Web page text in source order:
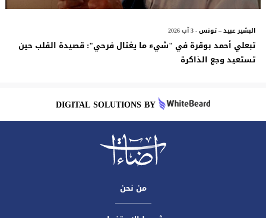
البشير عبيد – تونس- 3 آب 2026
تبعلي أحمد بوقرة في "شيء ما يغتال فرحي": قصيدة القلب حين
تستعيد وجع الذاكرة
DIGITAL SOLUTIONS BY
من نحن